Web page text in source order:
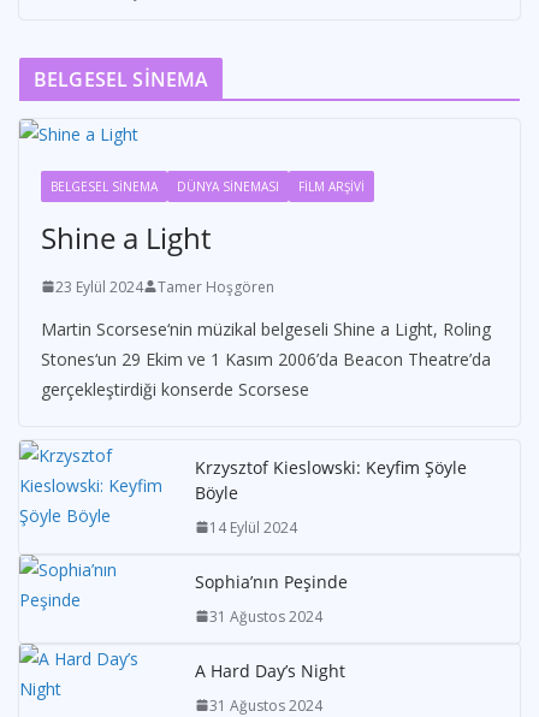
BELGESEL SİNEMA
BELGESEL SİNEMA DÜNYA SİNEMASI FİLM ARŞİVİ
Shine a Light
23 Eylül 2024 Tamer Hoşgören
Martin Scorsese‘nin müzikal belgeseli Shine a Light, Roling
Stones‘un 29 Ekim ve 1 Kasım 2006’da Beacon Theatre’da
gerçekleştirdiği konserde Scorsese
Krzysztof Kieslowski: Keyfim Şöyle
Böyle
14 Eylül 2024
Sophia’nın Peşinde
31 Ağustos 2024
A Hard Day’s Night
31 Ağustos 2024